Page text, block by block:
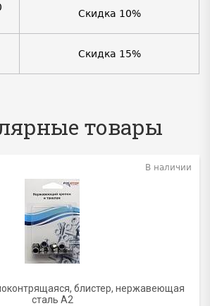
Скидка 10%
Скидка 15%
товары
блистер, нержавеющая
сталь A2
В наличии